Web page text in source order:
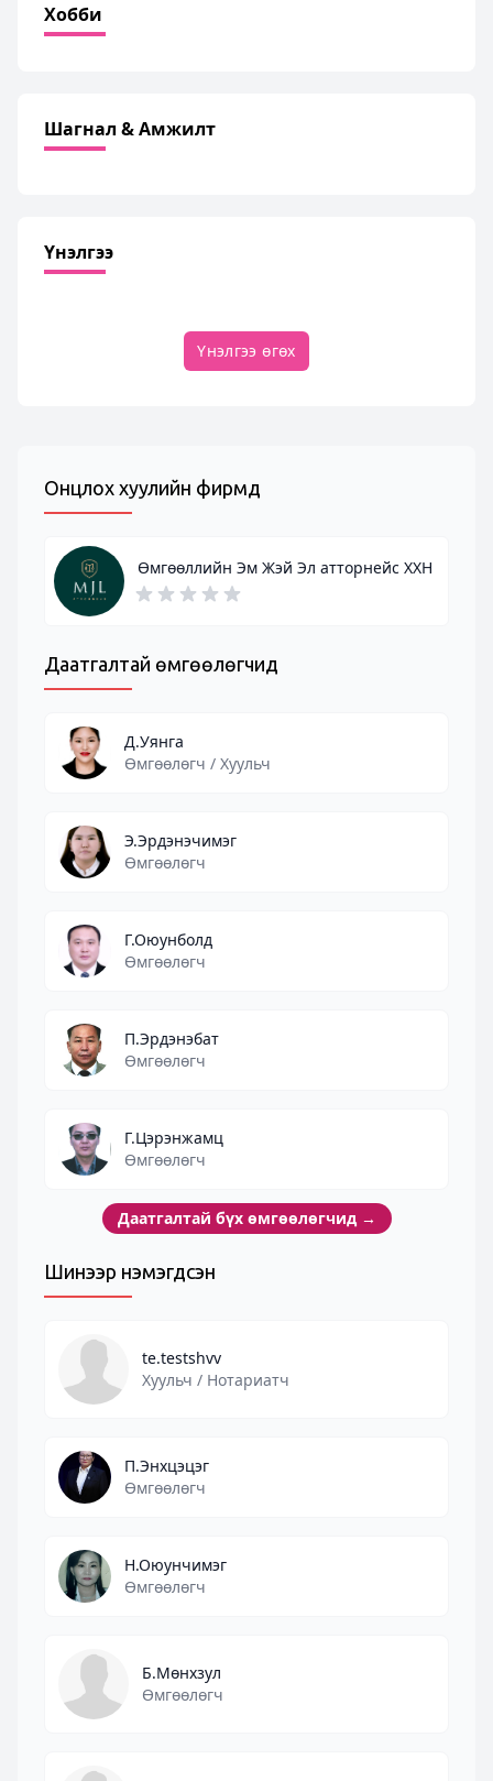
Хобби
Шагнал & Амжилт
Үнэлгээ
Үнэлгээ өгөх
Онцлох хуулийн фирмүүд
Өмгөөллийн Эм Жэй Эл атторнейс ХХН
Даатгалтай өмгөөлөгчид
Д.Уянга
Өмгөөлөгч / Хуульч
Э.Эрдэнэчимэг
Өмгөөлөгч
Г.Оюунболд
Өмгөөлөгч
П.Эрдэнэбат
Өмгөөлөгч
Г.Цэрэнжамц
Өмгөөлөгч
Даатгалтай бүх өмгөөлөгчид →
Шинээр нэмэгдсэн
te.testshvv
Хуульч / Нотариатч
П.Энхцэцэг
Өмгөөлөгч
Н.Оюунчимэг
Өмгөөлөгч
Б.Мөнхзул
Өмгөөлөгч